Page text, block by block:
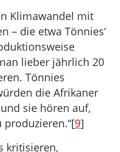
Klimawandel mit
– die etwa Tönnies‘
lieber jährlich 20
Tönnies
die Afrikaner
sie hören auf,
produzieren.“[9]
kritisieren,